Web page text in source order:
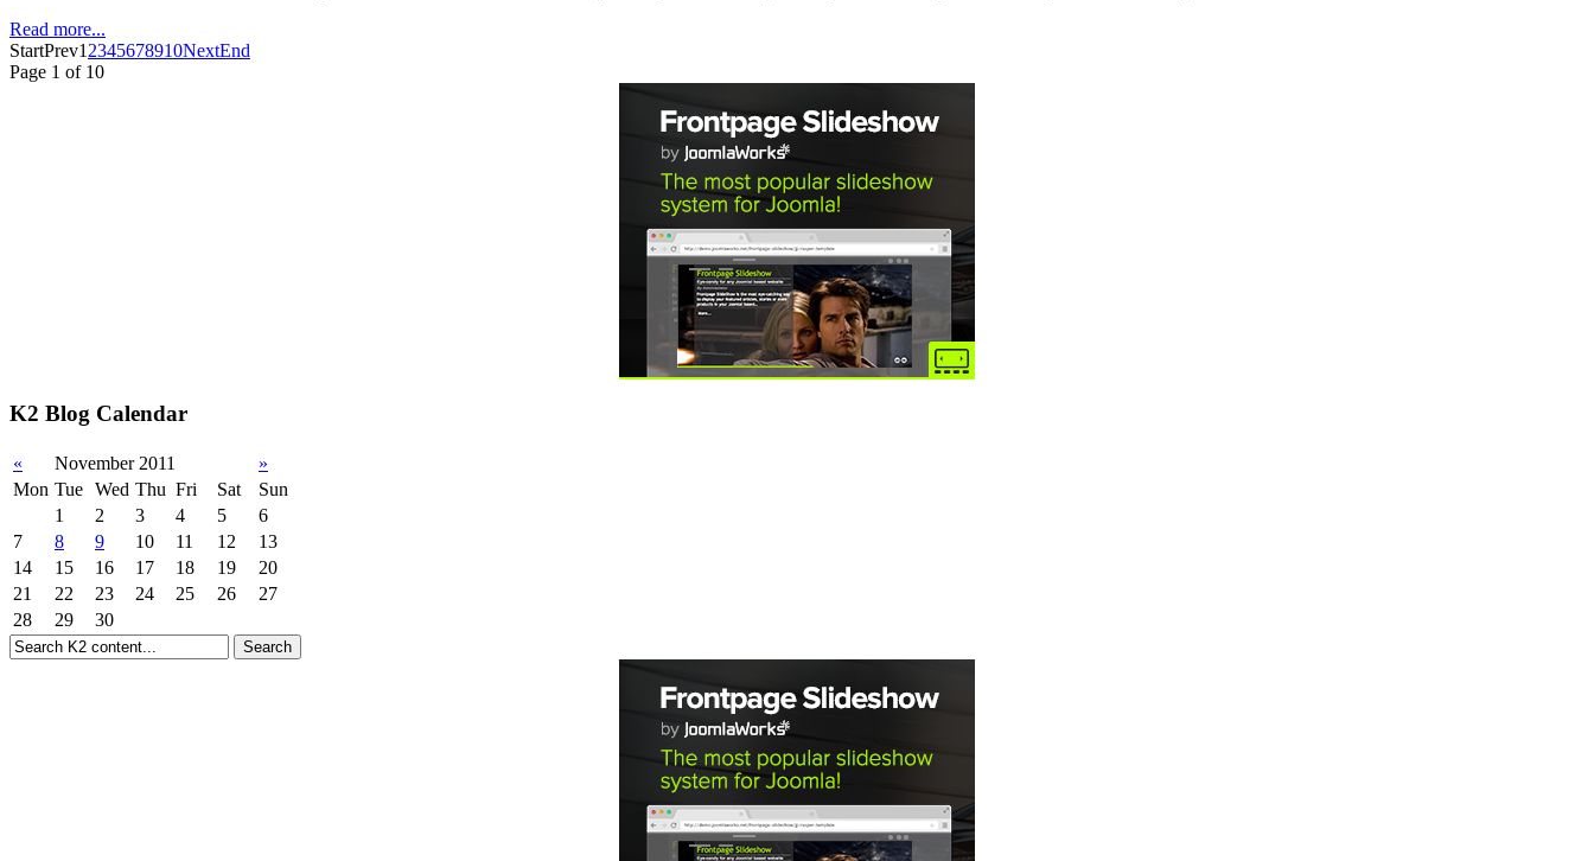
Read more...
StartPrev1 2345678910NextEnd
Page 1 of 10
K2 Blog Calendar
« November 2011
»
Mon Tue Wed Thu Fri Sat
Sun
1
2 3 4 5
6
7
8 9 10 11 12
13
14
15 16 17 18 19
20
21
22 23 24 25 26
27
28
29 30